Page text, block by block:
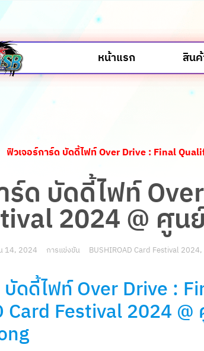
หน้าแรก สิน
ฟิวเจอร์การ์ด บัดดี้ไฟท์ Over Drive : Final
ร์ด บัดดี้ไฟท์
2024 @ ศู
14, 2024 การแข่งขัน BUSHIROAD Card Festival 2024,
ดดี้ไฟท์ Over Drive :
Card Festival 2024